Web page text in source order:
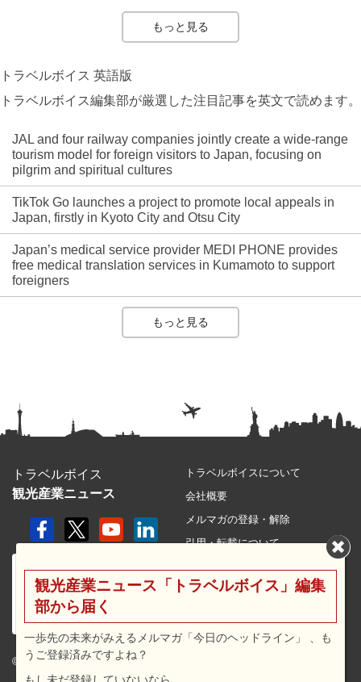
もっと見る
トラベルボイス 英語版
トラベルボイス編集部が厳選した注目記事を英文で読めます。
JAL and four railway companies jointly create a wide-range
tourism model for foreign visitors to Japan, focusing on
pilgrim and spiritual cultures
TikTok Go launches a project to promote local appeals in
Japan, firstly in Kyoto City and Otsu City
Japan’s medical service provider MEDI PHONE provides
free medical translation services in Kumamoto to support
foreigners
もっと見る
トラベルボイス
観光産業ニュース
© 2026 travel voice.
トラベルボイスについて
会社概要
メルマガの登録・解除
引用・転載について
利用規約
広告メニュー・料金
観光産業ニュース「トラベルボイス」編集
部から届く
一歩先の未来がみえるメルマガ「今日のヘッドライン」 、も
うご登録済みですよね？